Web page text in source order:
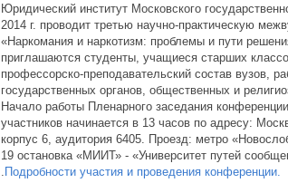
Юридический институт Московского
2014 г. проводит третью научно-практическую
«Наркомания и наркотизм: проблемы и пути
приглашаются студенты, учащиеся старших
профессорско-преподавательский состав вузов,
государственных органов, общественных и
Начало работы Пленарного заседания
участников начинается в 13 часов по адресу:
корпус 6, аудитория 6405. Проезд: метро
19 остановка «МИИТ» - «Университет путей
Подробности участия и проведения конференции.